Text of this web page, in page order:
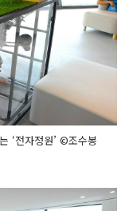
‘전자정원’ ©조수봉